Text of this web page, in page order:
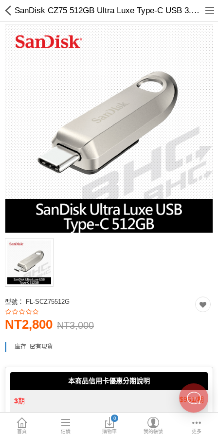
客訂商品
筆電
超值DIY主機
迷你PC專區
華碩品牌桌上型組裝機
處理器
記憶體
INTEL主機板
AMD主機板
2.5 SSD
M.2 SSD
內接式硬碟
外接隨身碟
More Categories
首頁 估價
0
購物車 我的帳號 更多
SanDisk CZ75 512GB Ultra Luxe Type-C USB 3.2 隨身碟
型號： FL-SCZ75512G
NT2,800 NT3,000
庫存 有現貨
本商品信用卡優惠分期說明
3期 $961/期
6期 $485/期